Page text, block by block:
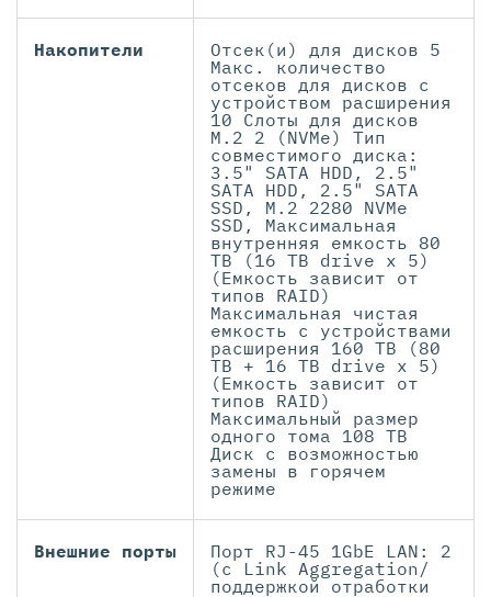
Накопители
Отсек(и) для дисков 5
Макс. количество
отсеков для дисков с
устройством расширения
10 Слоты для дисков
M.2 2 (NVMe) Тип
совместимого диска:
3.5" SATA HDD, 2.5"
SATA HDD, 2.5" SATA
SSD, M.2 2280 NVMe
SSD, Максимальная
внутренняя емкость 80
TB (16 TB drive x 5)
(Емкость зависит от
типов RAID)
Максимальная чистая
емкость с устройствами
расширения 160 TB (80
TB + 16 TB drive x 5)
(Емкость зависит от
типов RAID)
Максимальный размер
одного тома 108 TB
Диск с возможностью
замены в горячем
режиме
Внешние порты
Порт RJ-45 1GbE LAN: 2
(с Link Aggregation/
поддержкой отработки